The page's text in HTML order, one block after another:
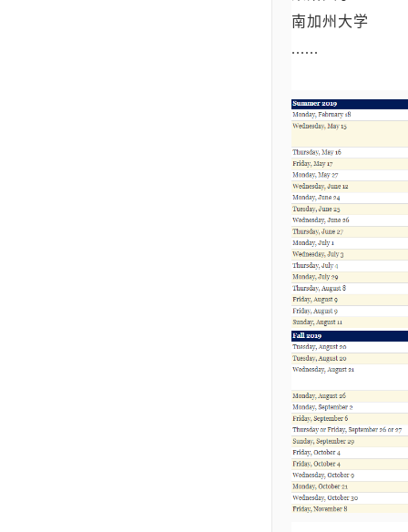
南加州大学
......